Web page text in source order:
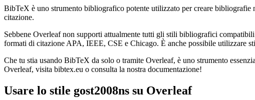
BibTeX è uno strumento bibliografico potente utilizzato per creare
citazione.
Sebbene Overleaf non supporti attualmente tutti gli stili bibliografici
formati di citazione APA, IEEE, CSE e Chicago. È anche possibile utilizzare
Che tu stia usando BibTeX da solo o tramite Overleaf, è uno strumento
Overleaf, visita bibtex.eu o consulta la nostra documentazione!
Usare lo stile gost2008ns su Overleaf